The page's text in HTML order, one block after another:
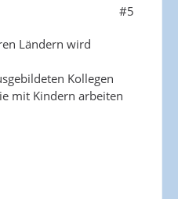
#5
Ländern wird
Kollegen
mit Kindern arbeiten